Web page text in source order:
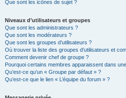
Que sont les icônes de sujet ?
Niveaux d’utilisateurs et groupes
Que sont les administrateurs ?
Que sont les modérateurs ?
Que sont les groupes d’utilisateurs ?
Où trouver la liste des groupes d’utilisateurs et
Comment devenir chef de groupe ?
Pourquoi certains membres apparaissent dans
Qu’est-ce qu’un « Groupe par défaut » ?
Qu’est-ce que le lien « L’équipe du forum » ?